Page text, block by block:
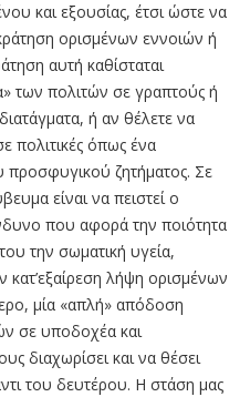
και εξουσίας, έτσι ώστε να
ορισμένων εννοιών ή
αυτή καθίσταται
των πολιτών σε γραπτούς ή
ή αν θέλετε να
πολιτικές όπως ένα
προσφυγικού ζητήματος. Σε
είναι να πειστεί ο
που αφορά την ποιότητα
την σωματική υγεία,
κατ’εξαίρεση λήψη ορισμένων
μία «απλή» απόδοση
σε υποδοχέα και
διαχωρίσει και να θέσει
του δευτέρου. Η στάση μας